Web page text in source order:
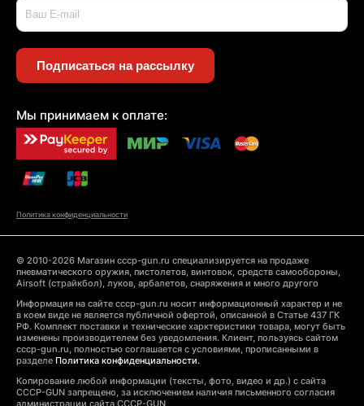
Подписаться на рассылку
Мы принимаем к оплате:
Политика конфиденциальности
© 2010-2026 Магазин cccp-gun.ru специализируется на продаже
пневматического оружия, пистолетов, винтовок, средств самообороны,
Airsoft (страйкбол), луков, арбалетов, снаряжения и много другого
Информация на сайте cccp-gun.ru носит информационный характер и не
в коем виде не является публичной офертой, описанной в Статье 437 ГК
РФ. Комплект поставки и технические харктеристики товара, могут быть
изменены производителем без уведомления. Клиент, пользуясь сайтом
cccp-gun.ru, полностью соглашается с условиями, прописанными в
разделе Политика конфиденциальности.
Копирование любой информации (тексты, фото, видео и др.) с сайта
CCCP-GUN запрещено, за исключением наличия письменного согласия
администрации сайта CCCP-GUN